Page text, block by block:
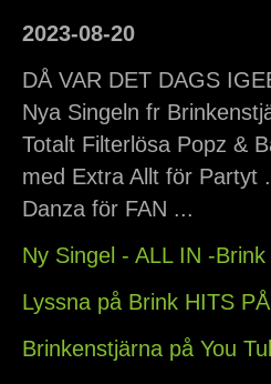
2023-08-20
DÅ VAR DET DAGS
Nya Singeln fr
Totalt Filterlösa Popz &
med Extra Allt för Partyt
Danza för FAN ...
Ny Singel - ALL IN -
Lyssna på Brink HITS
Brinkenstjärna på You